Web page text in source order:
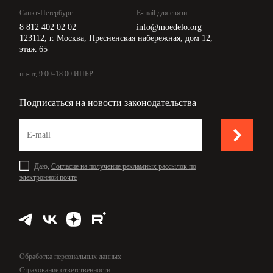
Санкт-Петербург
8 812 402 02 02
E-mail для связи
info@moedelo.org
123112, г. Москва, Пресненская набережная, дом 12,
этаж 65
пн-пт, 9:00–18:00 ИПБР
Подписаться на новости законодательства
Даю, Согласие на получение рекламных рассылок по
электронной почте
Обработка персональных данных
Страхование ответственности